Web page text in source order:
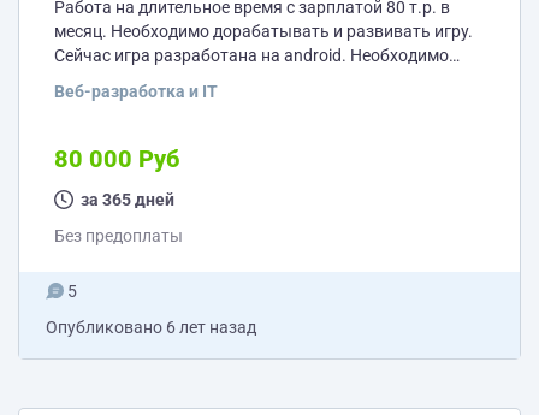
Работа на длительное время с зарплатой 80 т.р. в
месяц. Необходимо дорабатывать и развивать игру.
Сейчас игра разработана на android. Необходимо
версию. В дальнейшем необходимо будет выполнять
домино, азартные игры. Клиент: Unity Сервер: .NET
Core, ASP.NET Core, PostgreSQL, RabbitMQ
Веб-разработка и IT
80 000 Руб
за 365 дней
Без предоплаты
5
Опубликовано 6 лет назад